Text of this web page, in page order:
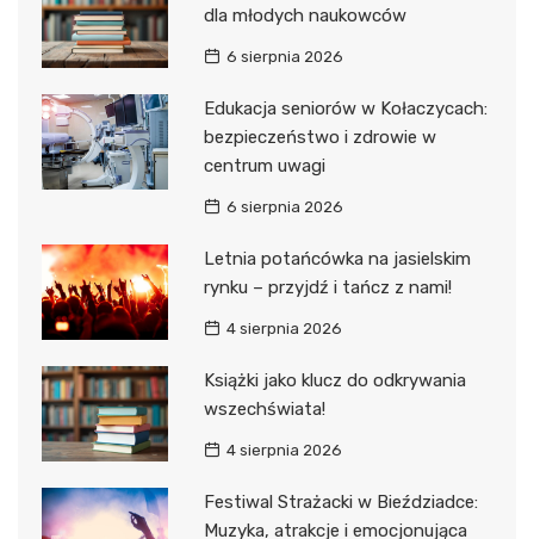
dla młodych naukowców
6 sierpnia 2026
Edukacja seniorów w Kołaczycach:
bezpieczeństwo i zdrowie w
centrum uwagi
6 sierpnia 2026
Letnia potańcówka na jasielskim
rynku – przyjdź i tańcz z nami!
4 sierpnia 2026
Książki jako klucz do odkrywania
wszechświata!
4 sierpnia 2026
Festiwal Strażacki w Bieździadce:
Muzyka, atrakcje i emocjonująca